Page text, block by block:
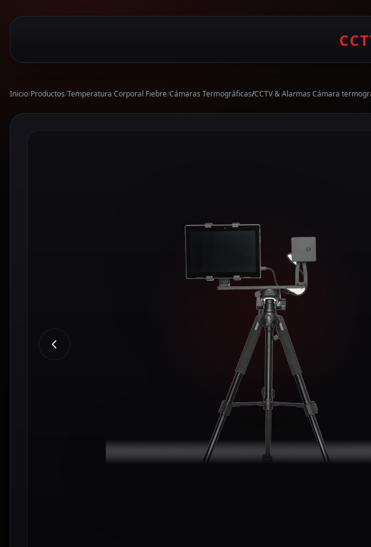
Inicio/Productos/Temperatura Corporal Fiebre/Cámaras Termográficas/CCTV & Alarmas Cámara